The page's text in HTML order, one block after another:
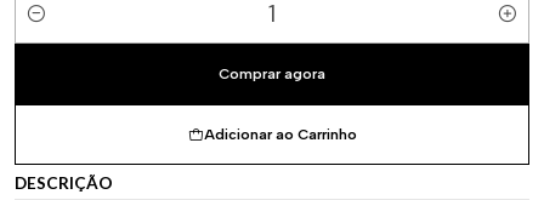
Quantidade
Adicionar ao Carrinho
Comprar agora
DESCRIÇÃO